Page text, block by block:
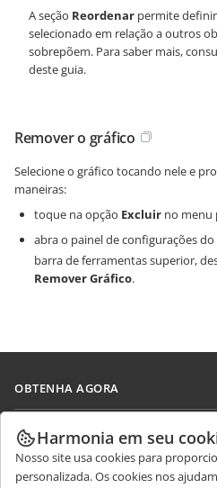
A seção Reordenar permite
selecionado em relação a outros
sobrepõem. Para saber mais,
deste guia.
Remover o gráfico
Selecione o gráfico tocando nele e
maneiras:
toque na opção Excluir no menu
abra o painel de configurações
barra de ferramentas superior,
Remover Gráfico.
OBTENHA AGORA
Docs
DocSpace
Workspace
COLABORAR
Para colaboradores
RECEBA NOTÍCIAS
Harmonia em seu
Nosso site usa cookies para
personalizada. Os cookies nos